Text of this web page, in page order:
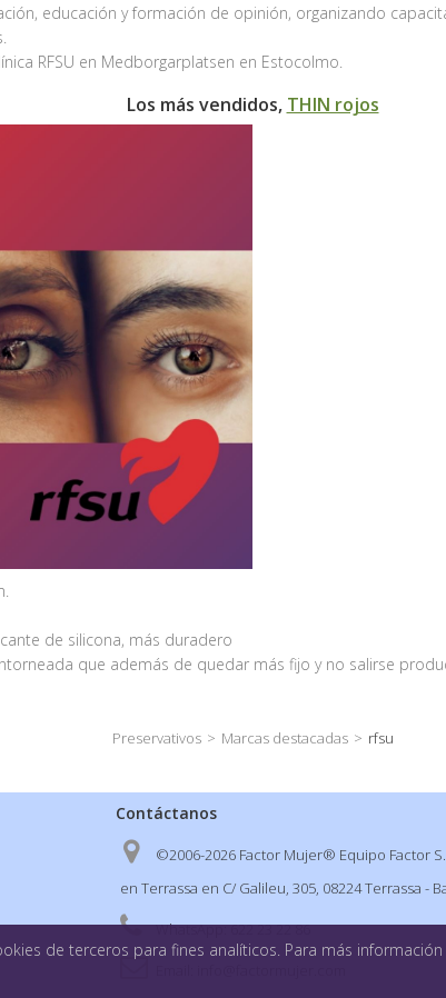
educación y formación de opinión, organizando
RFSU en Medborgarplatsen en Estocolmo.
Los más vendidos, THIN rojos
de silicona, más duradero
que además de quedar más fijo y no salirse
Preservativos > Marcas destacadas > rfsu
Contáctanos
©2006-2026 Factor Mujer® Equipo Factor
en Terrassa en C/ Galileu, 305, 08224 Terrassa -
WhatsApp:622 23 22 86
de terceros para fines analíticos. Para más